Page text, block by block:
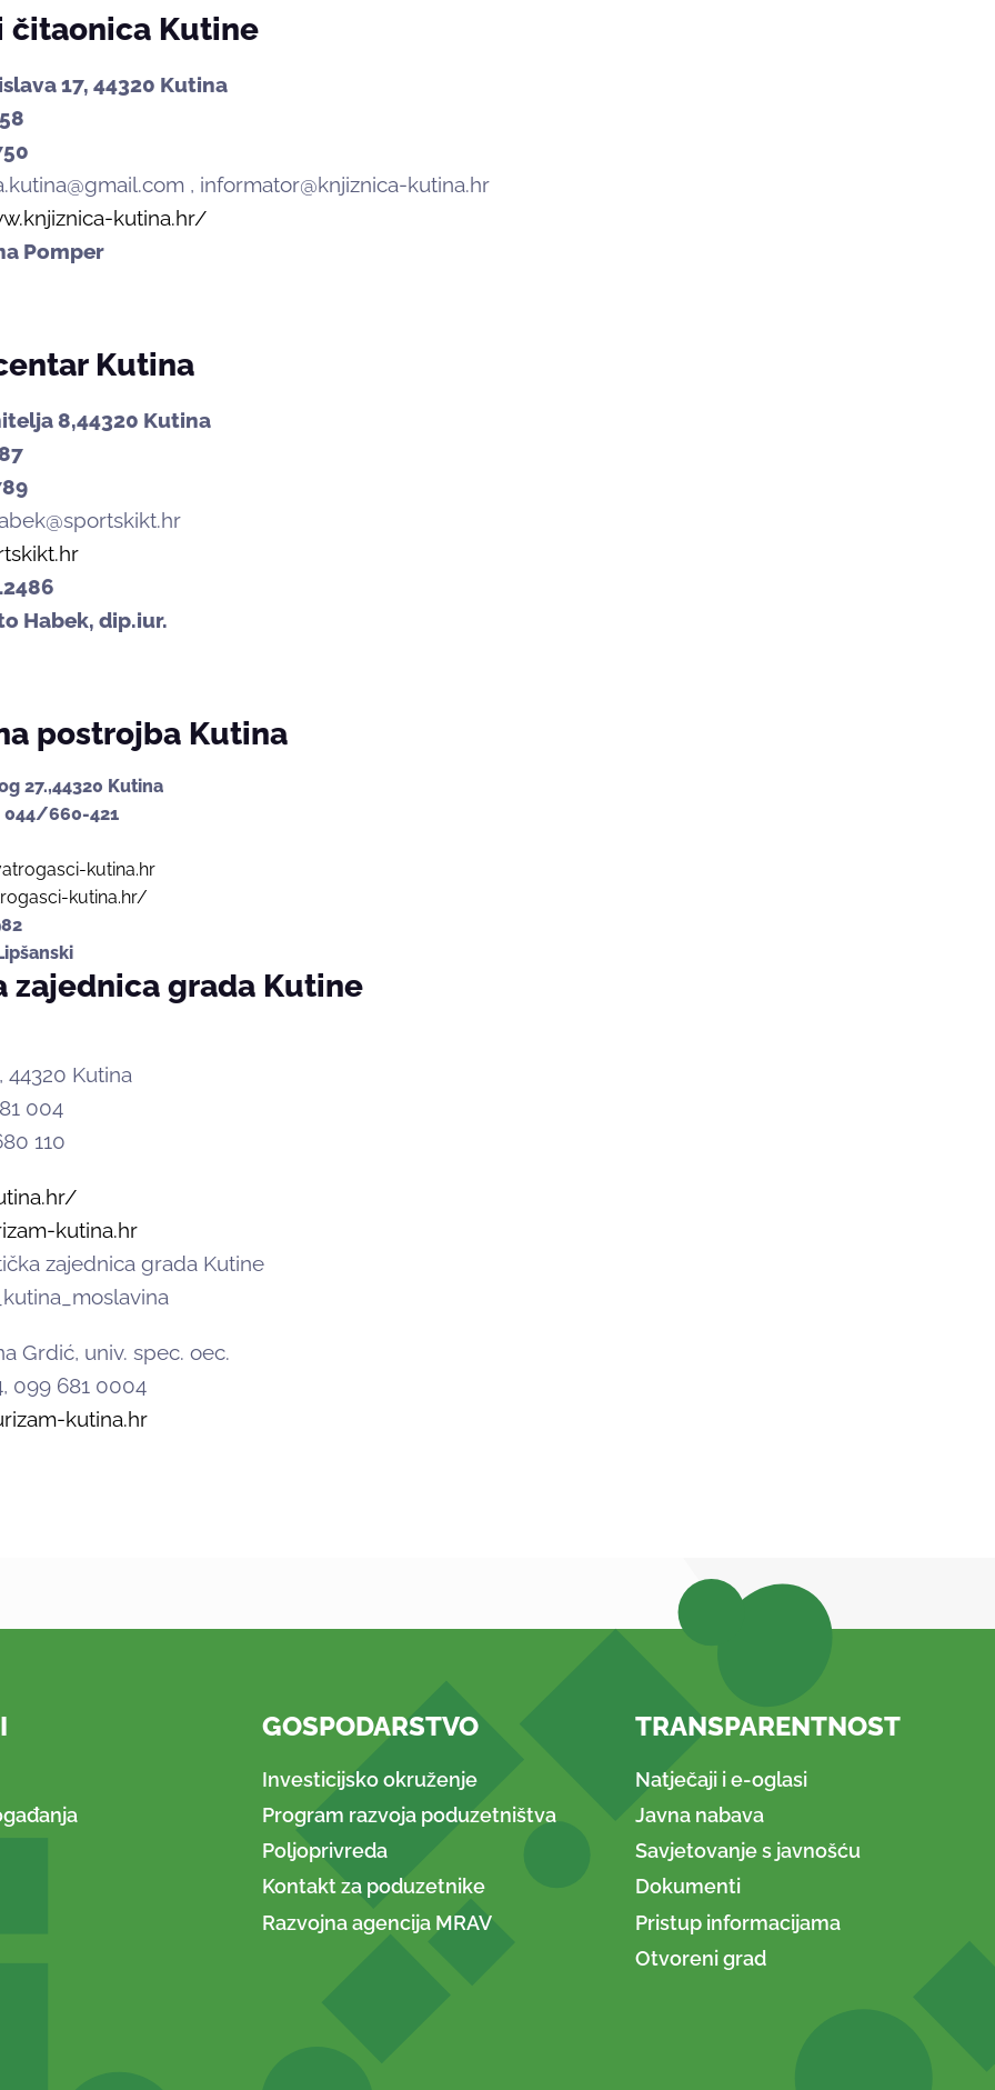
čitaonica Kutine
17, 44320 Kutina
, informator@knjiznica-kutina.hr
kutina.hr/
Pomper
Kutina
8,44320 Kutina
Habek, dip.iur.
postrojba Kutina
27.,44320 Kutina
660-421
kutina.hr
kutina.hr/
grada Kutine
44320 Kutina
004
110
kutina.hr
zajednica grada Kutine
Grdić, univ. spec. oec.
099 681 0004
kutina.hr
GOSPODARSTVO
Investicijsko okruženje
Program razvoja poduzetništva
Poljoprivreda
Kontakt za poduzetnike
Razvojna agencija MRAV
TRANSPARENTNOST
Natječaji i e-oglasi
Javna nabava
Savjetovanje s javnošću
Dokumenti
Pristup informacijama
Otvoreni grad